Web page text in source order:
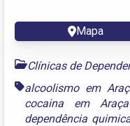
Mapa
Clínicas de
alcoolismo em
cocaina em
dependência